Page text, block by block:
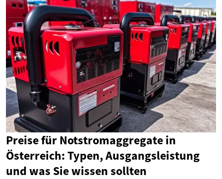
Preise für Notstromaggregate in
Österreich: Typen, Ausgangsleistung
und was Sie wissen sollten